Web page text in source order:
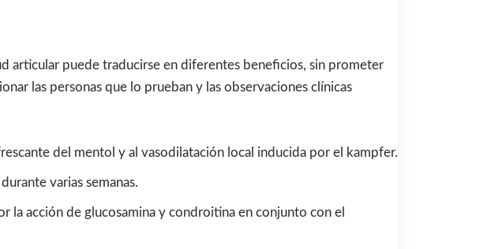
articular puede traducirse en diferentes beneficios, sin prometer
las personas que lo prueban y las observaciones clínicas
del mentol y al vasodilatación local inducida por el kampfer.
varias semanas.
acción de glucosamina y condroitina en conjunto con el